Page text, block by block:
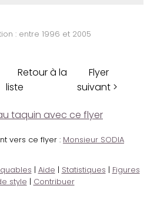
: entre 1996 et 2005
Retour à la
liste
Flyer
suivant >
taquin avec ce flyer
vers ce flyer : Monsieur SODIA
| Aide | Statistiques | Figures
style | Contribuer